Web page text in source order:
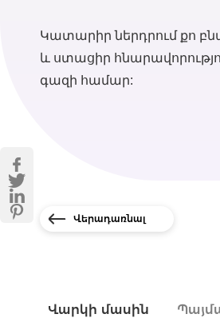
Կատարիր ներդրում քո
և ստացիր
գազի համար:
Վերադառնալ
Վարկի մասին